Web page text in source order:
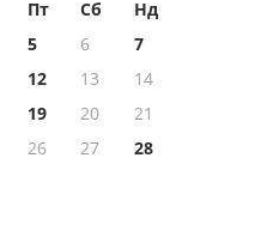
Пт Сб
Нд
5 6
7
12 13
14
19 20
21
26 27
28